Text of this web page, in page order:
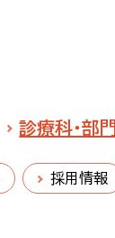
診療科・部門
採用情報